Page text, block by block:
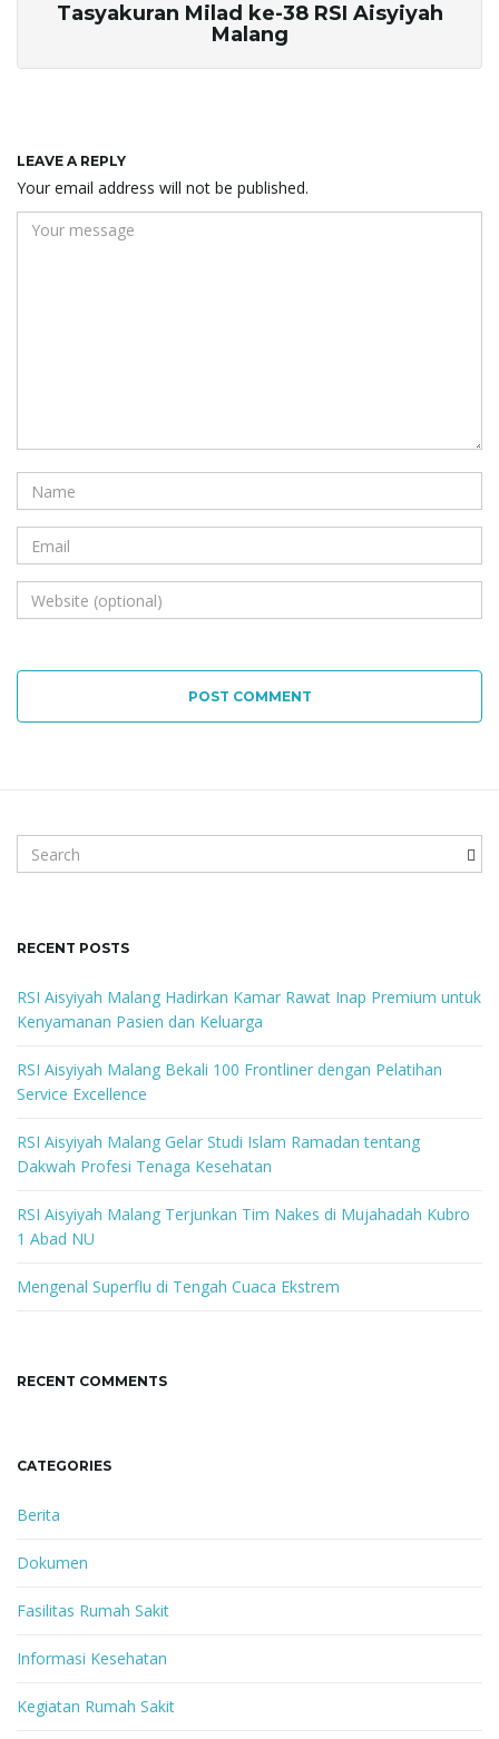
Tasyakuran Milad ke-38 RSI Aisyiyah
Malang
LEAVE A REPLY
Your email address will not be published.
POST COMMENT
e
c
k
e
y
w
o
r
d
RECENT POSTS
RSI Aisyiyah Malang Hadirkan Kamar Rawat Inap Premium untuk
Kenyamanan Pasien dan Keluarga
RSI Aisyiyah Malang Bekali 100 Frontliner dengan Pelatihan
Service Excellence
RSI Aisyiyah Malang Gelar Studi Islam Ramadan tentang
Dakwah Profesi Tenaga Kesehatan
RSI Aisyiyah Malang Terjunkan Tim Nakes di Mujahadah Kubro
1 Abad NU
Mengenal Superflu di Tengah Cuaca Ekstrem
RECENT COMMENTS
CATEGORIES
Berita
Dokumen
Fasilitas Rumah Sakit
Informasi Kesehatan
Kegiatan Rumah Sakit